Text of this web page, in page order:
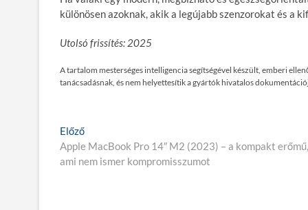
különösen azoknak, akik a legújabb szenzorokat és a
Utolsó frissítés: 2025
A tartalom mesterséges intelligencia segítségével készült, emberi
tanácsadásnak, és nem helyettesítik a gyártók hivatalos
Bejegyzés
navigáció
ElőzőE
l
ő
Apple MacBook Pro 14″ M2 (2023) – a kompakt erőmű,
ami nem ismer kompromisszumot